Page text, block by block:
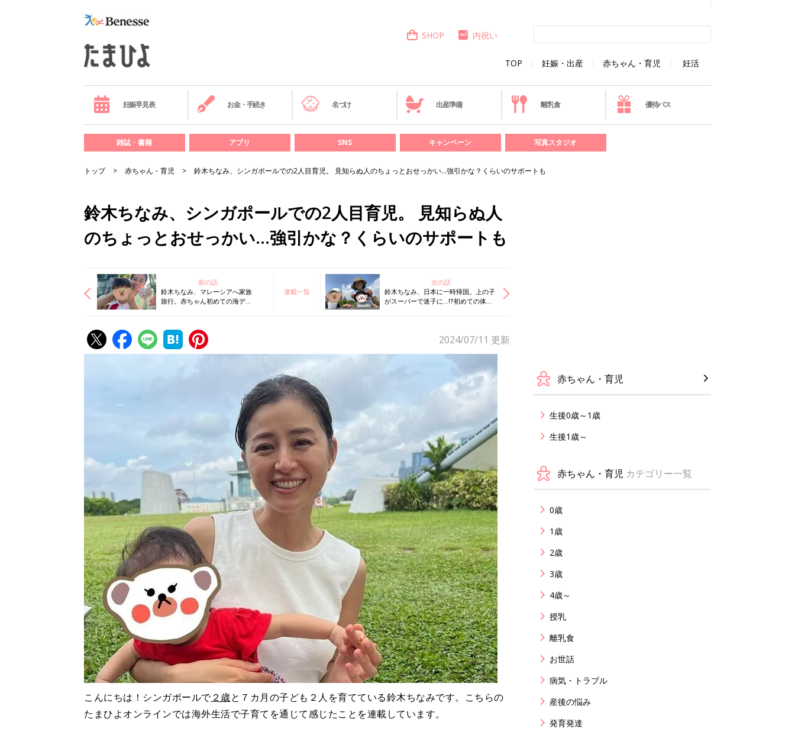
TOP 妊娠・出産 赤ちゃん・育児 妊活
SHOP 内祝い
妊娠早見表 お金・手続き 名づけ 出産準備 離乳食 優待パス
雑誌・書籍 アプリ SNS キャンペーン 写真スタジオ
トップ 赤ちゃん・育児 鈴木ちなみ、シンガポールでの2人目育児。 見知らぬ人のちょっとおせっかい…強引かな？くらいのサポートも
鈴木ちなみ、シンガポールでの2人目育児。 見知らぬ人
のちょっとおせっかい…強引かな？くらいのサポートも
前の話
鈴木ちなみ、マレーシアへ家族
旅行。赤ちゃん初めての海デビ
連載一覧
次の話
鈴木ちなみ、日本に一時帰国。上の子
がスーパーで迷子に…⁉初めての体験
2024/07/11 更新
こんにちは！シンガポールで２歳と７カ月の子ども２人を育てている鈴木ちなみです。こちらの
たまひよオンラインでは海外生活で子育てを通じて感じたことを連載しています。
赤ちゃん・育児
生後0歳～1歳
生後1歳～
赤ちゃん・育児 カテゴリー一覧
0歳
1歳
2歳
3歳
4歳～
授乳
離乳食
お世話
病気・トラブル
産後の悩み
発育発達